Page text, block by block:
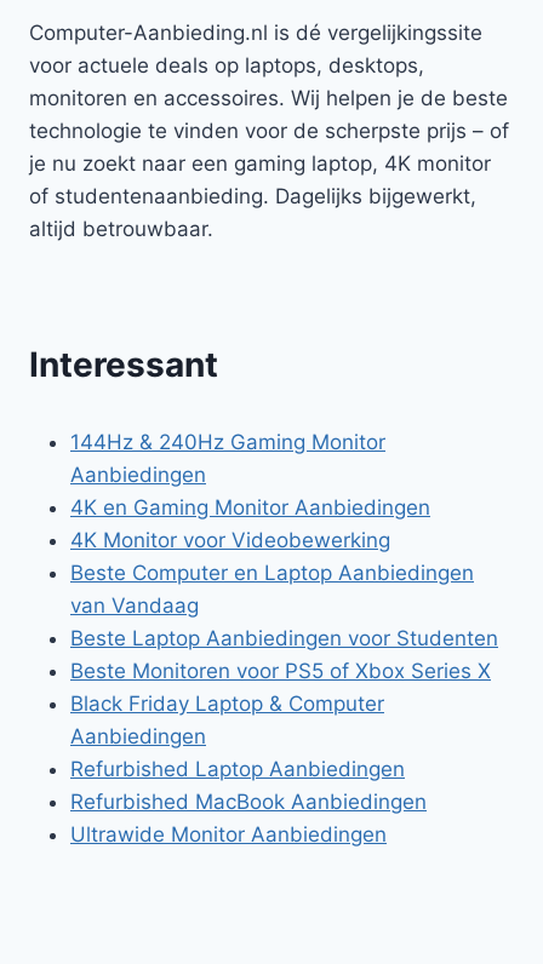
Computer-Aanbieding.nl is dé vergelijkingssite
voor actuele deals op laptops, desktops,
monitoren en accessoires. Wij helpen je de beste
technologie te vinden voor de scherpste prijs – of
je nu zoekt naar een gaming laptop, 4K monitor
of studentenaanbieding. Dagelijks bijgewerkt,
altijd betrouwbaar.
Interessant
144Hz & 240Hz Gaming Monitor
Aanbiedingen
4K en Gaming Monitor Aanbiedingen
4K Monitor voor Videobewerking
Beste Computer en Laptop Aanbiedingen
van Vandaag
Beste Laptop Aanbiedingen voor Studenten
Beste Monitoren voor PS5 of Xbox Series X
Black Friday Laptop & Computer
Aanbiedingen
Refurbished Laptop Aanbiedingen
Refurbished MacBook Aanbiedingen
Ultrawide Monitor Aanbiedingen